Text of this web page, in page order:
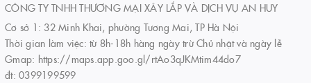
CÔNG TY TNHH THƯƠNG MẠI XÂY LẮP VÀ DỊCH VỤ AN HUY
Cơ sở 1: 32 Minh Khai, phường Tương Mai, TP Hà Nội
Thời gian làm việc: từ 8h-18h hàng ngày trừ Chủ nhật và ngày lễ
Gmap: https://maps.app.goo.gl/rtAo3qJKMtim44do7
đt: 0399199599